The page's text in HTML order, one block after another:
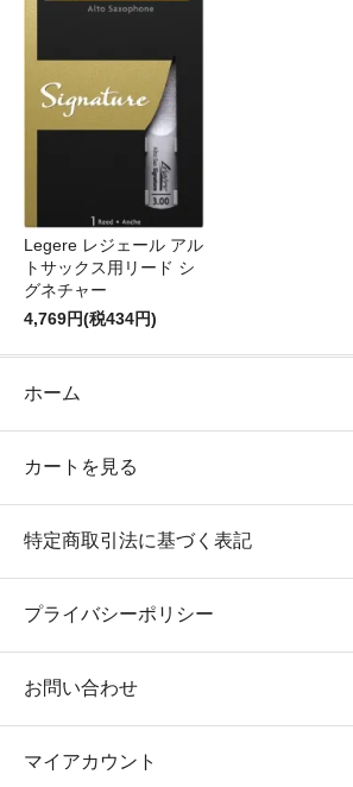
Legere レジェール アル
トサックス用リード シ
グネチャー
4,769円(税434円)
ホーム
カートを見る
特定商取引法に基づく表記
プライバシーポリシー
お問い合わせ
マイアカウント